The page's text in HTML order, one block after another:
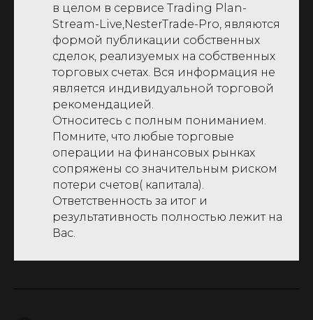
в целом в сервисе Trading Plan-
Stream-Live,NesterTrade-Pro, являются
формой публикации собственных
сделок, реализуемых на собственных
торговых счетах. Вся информация не
является индивидуальной торговой
рекомендацией.
Относитесь с полным пониманием.
Помните, что любые торговые
операции на финансовых рынках
сопряжены со значительным риском
потери счетов( капитала).
Ответственность за итог и
результативность полностью лежит на
Вас.